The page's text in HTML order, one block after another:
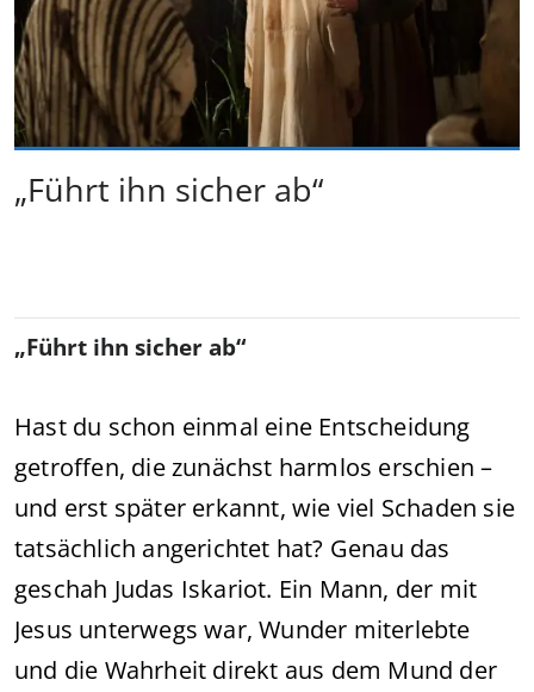
„Führt ihn sicher ab“
„Führt ihn sicher ab“
Hast du schon einmal eine Entscheidung
getroffen, die zunächst harmlos erschien –
und erst später erkannt, wie viel Schaden sie
tatsächlich angerichtet hat? Genau das
geschah Judas Iskariot. Ein Mann, der mit
Jesus unterwegs war, Wunder miterlebte
und die Wahrheit direkt aus dem Mund der